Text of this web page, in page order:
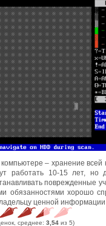
– хранение
работать 10-15 лет, но
поврежденные
обязанностями хорошо
ценной
среднее: 3,54из 5)